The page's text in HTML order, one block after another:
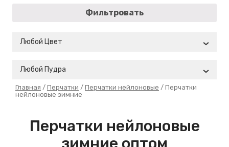
Фильтровать
Любой Цвет
Любой Пудра
Главная / Перчатки / Перчатки нейлоновые / Перчатки
нейлоновые зимние
Перчатки нейлоновые
зимние оптом